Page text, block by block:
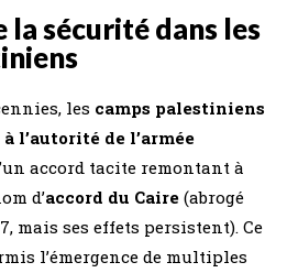
sécurité dans les
les camps palestiniens
l’autorité de l’armée
accord tacite remontant à
d’accord du Caire (abrogé
mais ses effets persistent). Ce
l’émergence de multiples